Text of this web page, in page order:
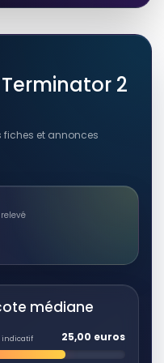
À VÉRIFIER
Making of The
Terminator 2:
À VÉRIFIER
/ Terminator 3: Rise
/ Terminator 4:
5: Genisys +
1] [US Import]
2
et annonces
médiane
indicatif 25,00 euros